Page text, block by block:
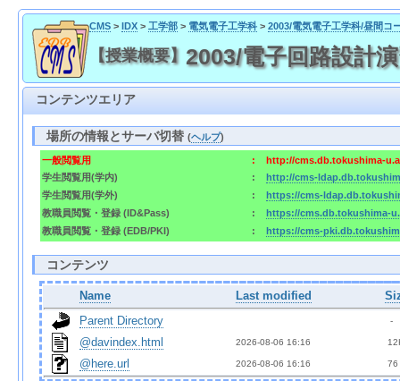
CMS> IDX> 工学部> 電気電子工学科> 2003/電気電子工学科/昼間コ
【授業概要】 2003/電子回路設計
コンテンツエリア
場所の情報とサーバ切替(ヘルプ)
一般閲覧用 :
http://cms.db.tokushima-
学生閲覧用(学内)
:
http://cms-
学生閲覧用(学外)
:
https://cms-
教職員閲覧・登録 (ID&Pass)
:
https://cms.db.tokushima-
教職員閲覧・登録 (EDB/PKI)
: https://cms-
コンテンツ
Name Last modified
Parent Directory
  -
@davindex.html 2026-08-06 16:16
@here.url 2026-08-06 16:16 76